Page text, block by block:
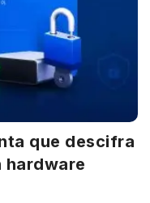
que descifra
hardware